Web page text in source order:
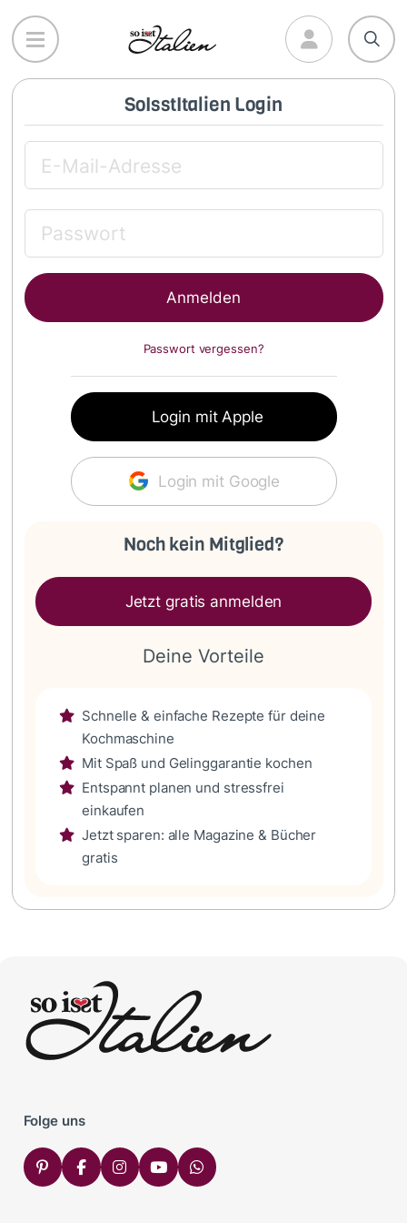
Direkt
zum
Inhalt
SoIsstItalien Login
Passwort vergessen?
Login mit Apple
Login mit Google
Noch kein Mitglied?
Jetzt gratis anmelden
Deine Vorteile
Schnelle & einfache Rezepte für deine
Kochmaschine
Mit Spaß und Gelinggarantie kochen
Entspannt planen und stressfrei
einkaufen
Jetzt sparen: alle Magazine & Bücher
gratis
Folge uns